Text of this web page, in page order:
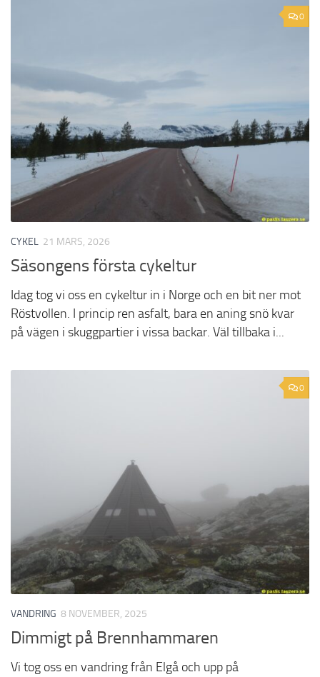
0
CYKEL 21 MARS, 2026
Säsongens första cykeltur
Idag tog vi oss en cykeltur in i Norge och en bit ner mot
Röstvollen. I princip ren asfalt, bara en aning snö kvar
på vägen i skuggpartier i vissa backar. Väl tillbaka i...
0
VANDRING 8 NOVEMBER, 2025
Dimmigt på Brennhammaren
Vi tog oss en vandring från Elgå och upp på